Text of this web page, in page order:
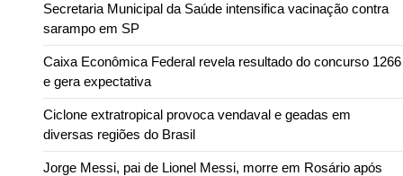
Secretaria Municipal da Saúde intensifica vacinação contra
sarampo em SP
Caixa Econômica Federal revela resultado do concurso 1266
e gera expectativa
Ciclone extratropical provoca vendaval e geadas em
diversas regiões do Brasil
Jorge Messi, pai de Lionel Messi, morre em Rosário após